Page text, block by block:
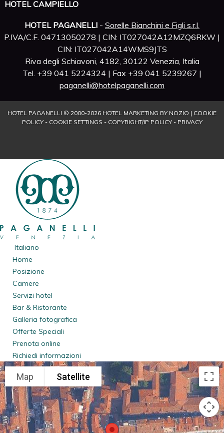
HOTEL CAMPIELLO
HOTEL PAGANELLI - Sorelle Bianchini e Figli s.r.l.
P.IVA/C.F. 04713050278 | CIN: IT027042A12MZQ6RKW |
CIN: IT027042A14WMS9JTS
Riva degli Schiavoni, 4182, 30122 Venezia, Italia
Tel. +39 041 5224324 | Fax +39 041 5239267 |
paganelli@hotelpaganelli.com
HOTEL PAGANELLI © 2000-2026 HOTEL MARKETING BY NOZIO | COOKIE
POLICY- COOKIE SETTINGS - COPYRIGHT/IP POLICY- PRIVACY
Italiano
Home
Posizione
Camere
Servizi hotel
Bar & Ristorante
Galleria fotografica
Offerte Speciali
Prenota online
Richiedi informazioni